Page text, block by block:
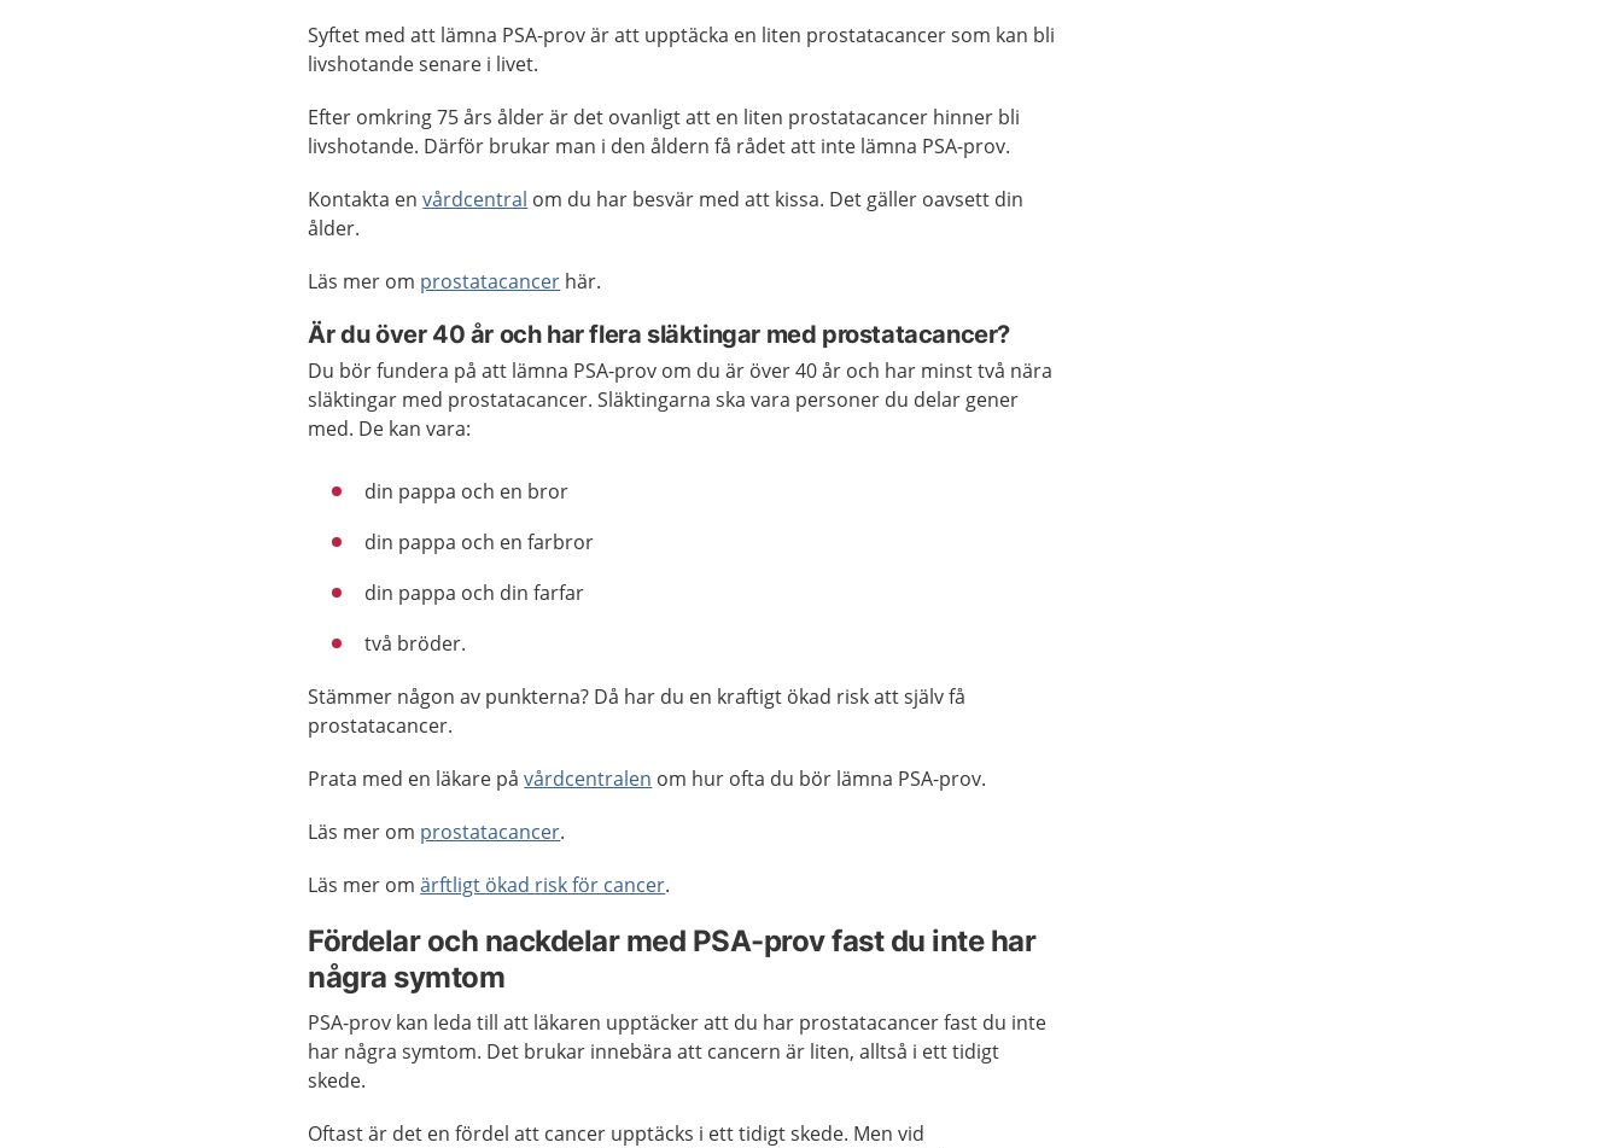
Syftet med att lämna PSA-prov är att upptäcka en liten prostatacancer som kan bli
livshotande senare i livet.
Efter omkring 75 års ålder är det ovanligt att en liten prostatacancer hinner bli
livshotande. Därför brukar man i den åldern få rådet att inte lämna PSA-prov.
Kontakta envårdcentral om du har besvär med att kissa. Det gäller oavsett din
ålder.
Läs mer om prostatacancer här.
Är du över 40 år och har flera släktingar med prostatacancer?
Du bör fundera på att lämna PSA-prov om du är över 40 år och har minst två nära
släktingar med prostatacancer. Släktingarna ska vara personer du delar gener
med. De kan vara:
din pappa och en bror
din pappa och en farbror
din pappa och din farfar
två bröder.
Stämmer någon av punkterna? Då har du en kraftigt ökad risk att själv få
prostatacancer.
Prata med en läkare påvårdcentralen om hur ofta du bör lämna PSA-prov.
Läs mer om prostatacancer.
Läs mer omärftligt ökad risk för cancer.
Fördelar och nackdelar med PSA-prov fast du inte har
några symtom
PSA-prov kan leda till att läkaren upptäcker att du har prostatacancer fast du inte
har några symtom. Det brukar innebära att cancern är liten, alltså i ett tidigt
skede.
Oftast är det en fördel att cancer upptäcks i ett tidigt skede. Men vid